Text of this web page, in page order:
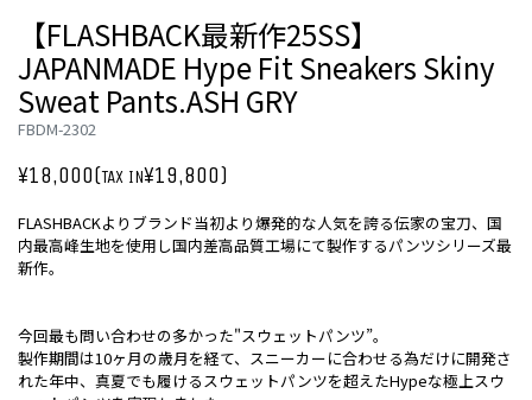
【FLASHBACK最新作25SS】
JAPANMADE Hype Fit Sneakers Skiny
Sweat Pants.ASH GRY
FBDM-2302
¥18,000(TAX IN¥19,800)
FLASHBACKよりブランド当初より爆発的な人気を誇る伝家の宝刀、国
内最高峰生地を使用し国内差高品質工場にて製作するパンツシリーズ最
新作。
今回最も問い合わせの多かった"スウェットパンツ”。
製作期間は10ヶ月の歳月を経て、スニーカーに合わせる為だけに開発さ
れた年中、真夏でも履けるスウェットパンツを超えたHypeな極上スウ